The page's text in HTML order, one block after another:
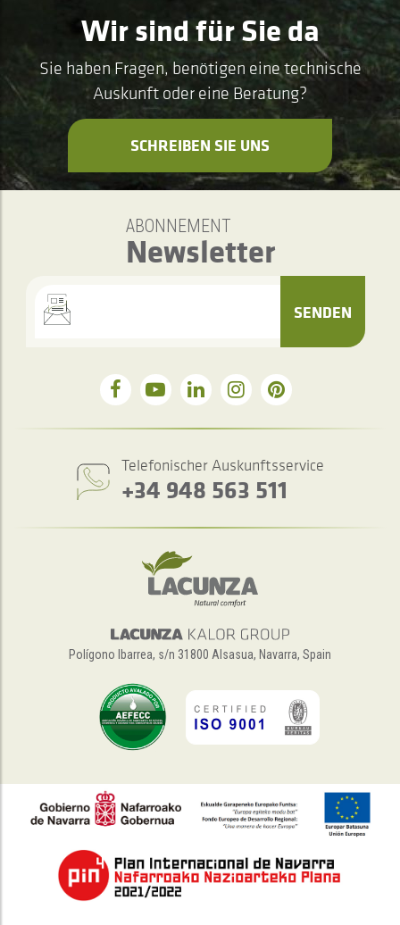
Wir sind für Sie da
Sie haben Fragen, benötigen eine technische
Auskunft oder eine Beratung?
SCHREIBEN SIE UNS
ABONNEMENT
Newsletter
SENDEN
Telefonischer Auskunftsservice
+34 948 563 511
Polígono Ibarrea, s/n 31800 Alsasua, Navarra, Spain